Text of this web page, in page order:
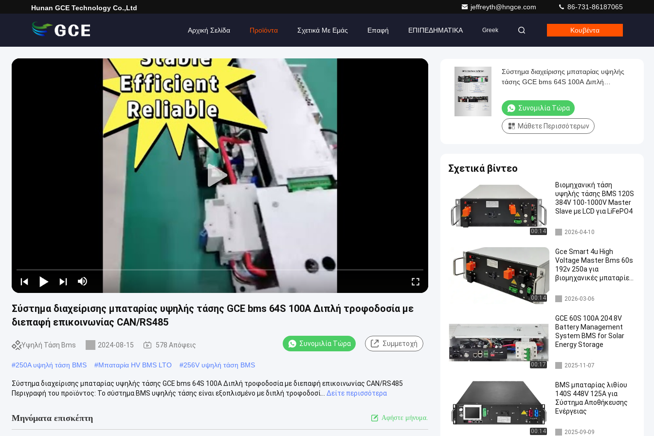
Hunan GCE Technology Co.,Ltd jeffreyth@hngce.com 86-731-86187065
Αρχική Σελίδα Προϊόντα Σχετικά Με Εμάς Επαφή ΕΠΙΠΕΔΗΜΑΤΙΚΑ Greek Κουβέντα
Σύστημα διαχείρισης μπαταρίας υψηλής τάσης GCE bms 64S 100A Διπλή τροφοδοσία με
διεπαφή επικοινωνίας CAN/RS485
Υψηλή Τάση Bms 2024-08-15 578 Απόψεις Συνομιλία Τώρα Συμμετοχή
#250A υψηλή τάση BMS #Μπαταρία HV BMS LTO #256V υψηλή τάση BMS
Σύστημα διαχείρισης μπαταρίας υψηλής τάσης GCE bms 64S 100A Διπλή τροφοδοσία με διεπαφή επικοινωνίας CAN/RS485
Περιγραφή του προϊόντος: Το σύστημα BMS υψηλής τάσης είναι εξοπλισμένο με διπλή τροφοδοσί...
Δείτε περισσότερα
Μηνύματα επισκέπτη Αφήστε μήνυμα.
Σύστημα διαχείρισης μπαταρίας υψηλής
τάσης GCE bms 64S 100A Διπλή
CAN/RS485
Συνομιλία Τώρα
Μάθετε Περισσότερων
Σχετικά βίντεο
00:14
Βιομηχανική τάση
υψηλής τάσης BMS 120S
384V 100-1000V Master
Slave με LCD για LiFePO4
υψηλή τάση bms
2026-04-10
00:14
Gce Smart 4u High
Voltage Master Bms 60s
192v 250a για
βιομηχανικές μπαταρίες
ενέργειας UPS
υψηλή τάση bms
2026-03-06
00:17
GCE 60S 100A 204.8V
Battery Management
System BMS for Solar
Energy Storage
Ενσωματωμένο BMS
2025-11-07
00:14
BMS μπαταρίας λιθίου
140S 448V 125A για
Σύστημα Αποθήκευσης
Ενέργειας
υψηλή τάση bms
2025-09-09